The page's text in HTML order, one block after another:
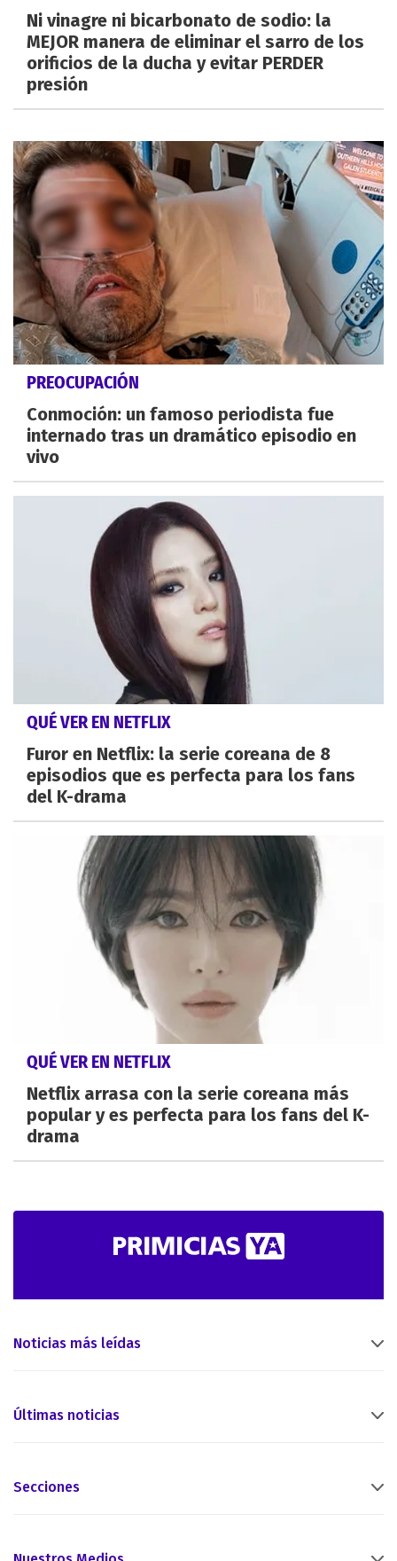
Ni vinagre ni bicarbonato de sodio: la
MEJOR manera de eliminar el sarro de los
orificios de la ducha y evitar PERDER
presión
PREOCUPACIÓN
Conmoción: un famoso periodista fue
internado tras un dramático episodio en
vivo
QUÉ VER EN NETFLIX
Furor en Netflix: la serie coreana de 8
episodios que es perfecta para los fans
del K-drama
QUÉ VER EN NETFLIX
Netflix arrasa con la serie coreana más
popular y es perfecta para los fans del K-
drama
Noticias más leídas
Últimas noticias
Secciones